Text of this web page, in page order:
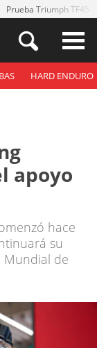
Prueba Triumph
HARD ENDURO
apoyo
hace
su
Mundial de